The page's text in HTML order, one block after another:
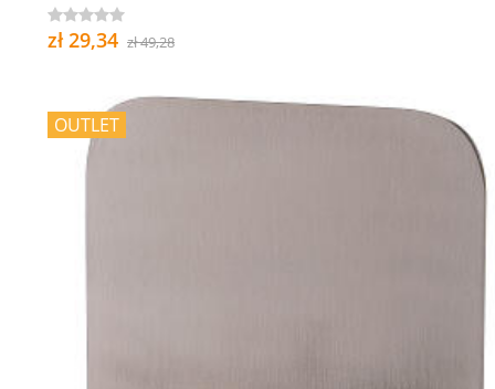
zł 29,34 zł 49,28
OUTLET